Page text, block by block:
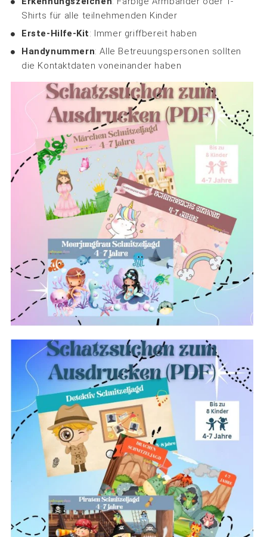
Shirts für alle teilnehmenden Kinder
Erste-Hilfe-Kit: Immer griffbereit haben
Handynummern: Alle Betreuungspersonen sollten
die Kontaktdaten voneinander haben